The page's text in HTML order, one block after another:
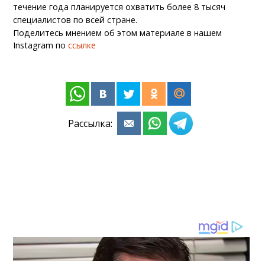
течение года планируется охватить более 8 тысяч
специалистов по всей стране.
Поделитесь мнением об этом материале в нашем
Instagram поссылке
Рассылка: